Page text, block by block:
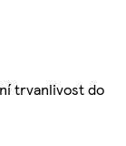
trvanlivost do